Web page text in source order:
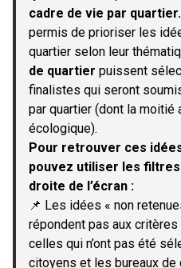
cadre de vie par quartier.
permis de prioriser les
quartier selon leur
de quartier puissent
finalistes qui seront
par quartier (dont la moitié
écologique).
Pour retrouver ces
pouvez utiliser les filtres
droite de l’écran :
📌 Les idées « non
répondent pas aux
celles qui n’ont pas été
citoyens et les bureaux de